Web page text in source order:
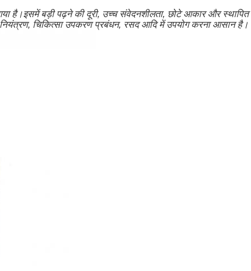
है।इसमें बड़ी पढ़ने की दूरी, उच्च संवेदनशीलता, छोटे आकार और
चिकित्सा उपकरण प्रबंधन, रसद आदि में उपयोग करना आसान है।